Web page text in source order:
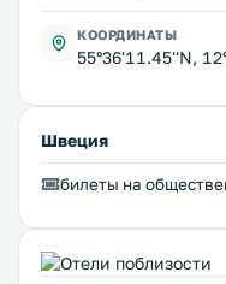
КООРДИНАТЫ
55°36'11.45''N,
Швеция
билеты на